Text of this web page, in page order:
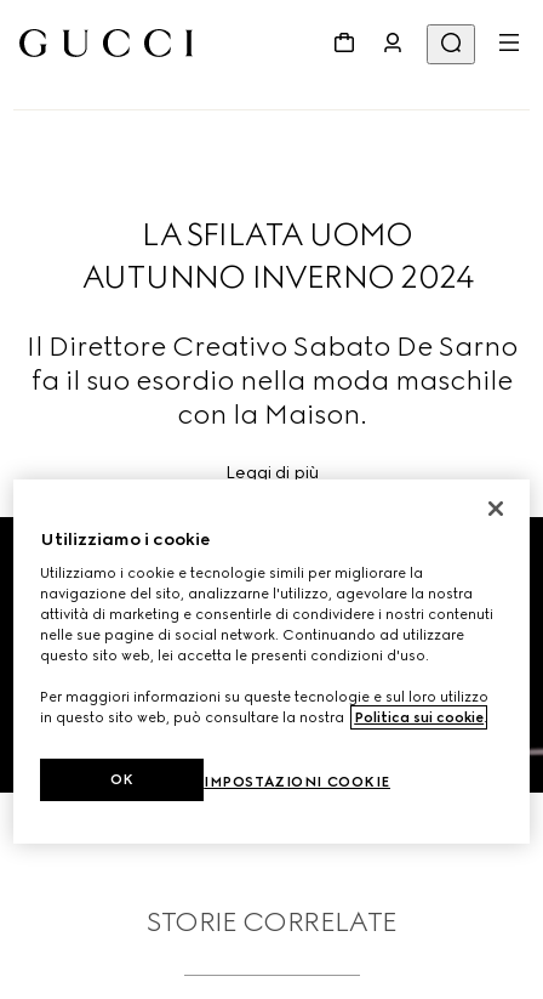
LA SFILATA UOMO
AUTUNNO INVERNO 2024
Il Direttore Creativo Sabato De Sarno
fa il suo esordio nella moda maschile
con la Maison.
Leggi di più
STORIE CORRELATE
Utilizziamo i cookie
Utilizziamo i cookie e tecnologie simili per migliorare la
navigazione del sito, analizzarne l'utilizzo, agevolare la nostra
attività di marketing e consentirle di condividere i nostri contenuti
nelle sue pagine di social network. Continuando ad utilizzare
questo sito web, lei accetta le presenti condizioni d'uso.
Per maggiori informazioni su queste tecnologie e sul loro utilizzo
in questo sito web, può consultare la nostra
Politica sui cookie
IMPOSTAZIONI COOKIE
OK